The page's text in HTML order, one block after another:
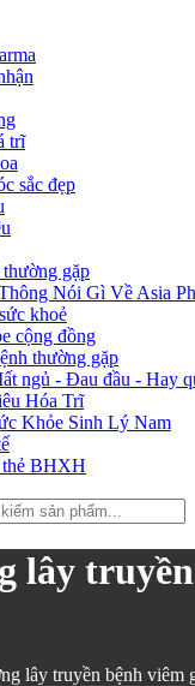
trĩ
sắc đẹp
gặp
Nói Gì Về Asia
khoẻ
cộng đồng
thường gặp
ngủ - Đau đầu - Hay
Hóa Trĩ
Khỏe Sinh Lý Nam
thẻ BHXH
lây
lây truyền bệnh viêm